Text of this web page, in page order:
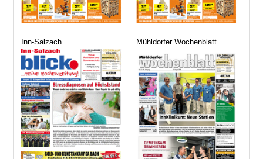
Inn-Salzach Mühldorfer Wochenblatt